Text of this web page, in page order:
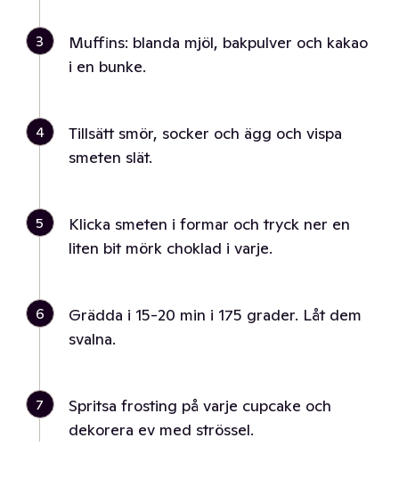
3
Muffins: blanda mjöl, bakpulver och kakao
i en bunke.
4
Tillsätt smör, socker och ägg och vispa
smeten slät.
5
Klicka smeten i formar och tryck ner en
liten bit mörk choklad i varje.
6
Grädda i 15-20 min i 175 grader. Låt dem
svalna.
7
Spritsa frosting på varje cupcake och
dekorera ev med strössel.